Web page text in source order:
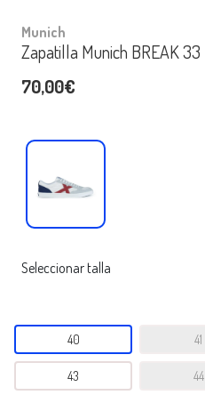
Munich
Zapatilla Munich BREAK 33
70,00€
Seleccionar talla
40 41
43 44